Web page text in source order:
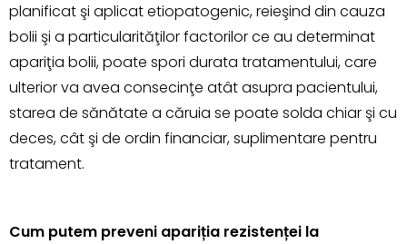
planificat şi aplicat etiopatogenic, reieşind din cauza
bolii şi a particularităţilor factorilor ce au determinat
apariţia bolii, poate spori durata tratamentului, care
ulterior va avea consecinţe atât asupra pacientului,
starea de sănătate a căruia se poate solda chiar şi cu
deces, cât şi de ordin financiar, suplimentare pentru
tratament.
Cum putem preveni apariția rezistenței la